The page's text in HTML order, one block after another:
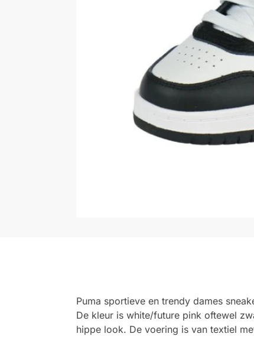
Puma sportieve en trendy dames
De kleur is white/future pink oftewel
hippe look. De voering is van textiel